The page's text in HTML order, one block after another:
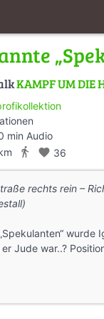
KAMPF UM
min Audio
directions_walk favorite 36
rechts rein –
wurde
Jude war..?